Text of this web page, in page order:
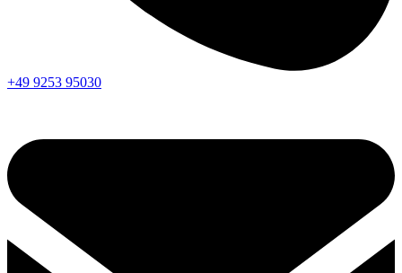
+49 9253 95030